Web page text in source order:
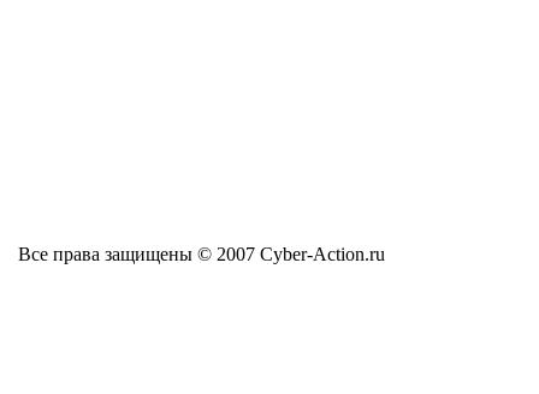
Все права защищены © 2007 Cyber-Action.ru